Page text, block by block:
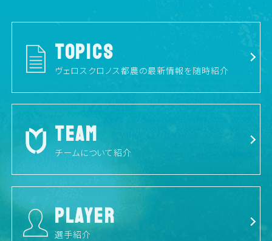
TOPICS
ヴェロスクロノス都農の最新情報を随時紹介
TEAM
チームについて紹介
PLAYER
選手紹介